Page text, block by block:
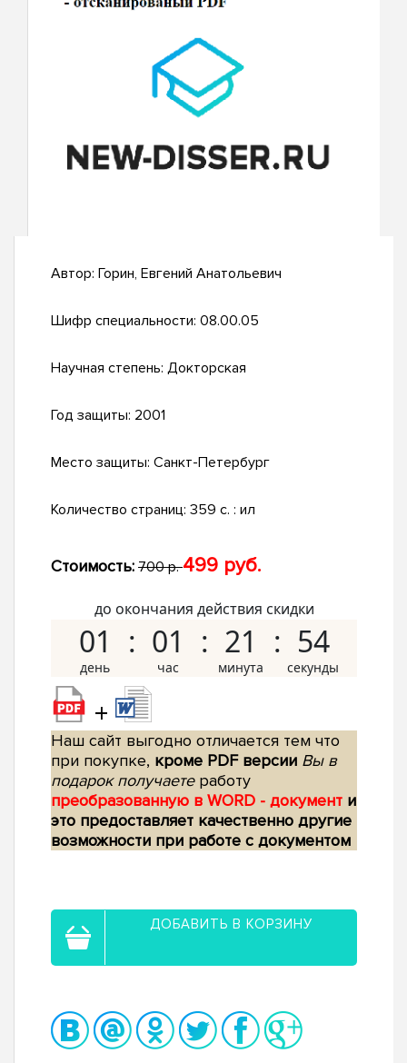
Автор: Горин, Евгений Анатольевич
Шифр специальности: 08.00.05
Научная степень: Докторская
Год защиты: 2001
Место защиты: Санкт-Петербург
Количество страниц: 359 с. : ил
Стоимость: 700 р.499 руб.
до окончания действия скидки
01 01 21 53
+
Наш сайт выгодно отличается тем что
при покупке, кроме PDF версии Вы в
подарок получаетеработу
преобразованную в WORD - документ и
это предоставляет качественно другие
возможности при работе с документом
ДОБАВИТЬ В КОРЗИНУ